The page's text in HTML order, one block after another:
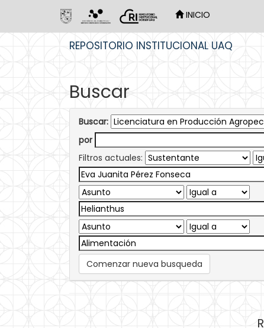
INICIO
REPOSITORIO INSTITUCIONAL UAQ
Buscar
Buscar:
por
Filtros actuales:
Comenzar nueva busqueda